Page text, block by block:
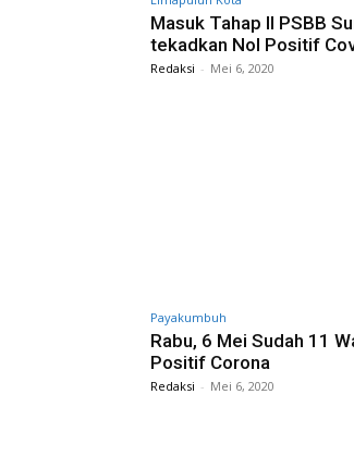
Masuk Tahap II PSBB
tekadkan Nol Positif
Redaksi - Mei 6, 2020
Payakumbuh
Rabu, 6 Mei Sudah 11
Positif Corona
Redaksi - Mei 6, 2020